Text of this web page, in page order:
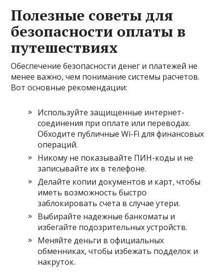
Полезные советы для
безопасности оплаты в
путешествиях
Обеспечение безопасности денег и платежей не
менее важно, чем понимание системы расчетов.
Вот основные рекомендации:
Используйте защищенные интернет-
соединения при оплате или переводах.
Обходите публичные Wi-Fi для финансовых
операций.
Никому не показывайте ПИН-коды и не
записывайте их в телефоне.
Делайте копии документов и карт, чтобы
иметь возможность быстро
заблокировать счета в случае утери.
Выбирайте надежные банкоматы и
избегайте подозрительных устройств.
Меняйте деньги в официальных
обменниках, чтобы избежать подделок и
накруток.